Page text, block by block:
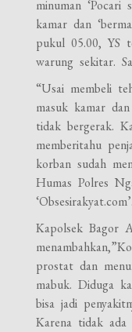
minuman ‘Pocari
kamar dan
pukul 05.00, YS
warung sekitar.
“Usai membeli
masuk kamar
tidak bergerak.
memberitahu
korban sudah
Humas Polres
‘Obsesirakyat.com’.
Kapolsek Bagor
prostat dan
mabuk. Diduga
bisa jadi
Karena tidak ada